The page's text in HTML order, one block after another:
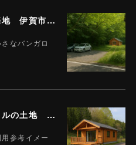
森に溶け込む小さな贅沢｜売地 伊賀市伊勢路 山林5,701平米（約1,724坪）380万円
なバンガロ
週末リトリートライフスタイルの土地 建築条件なし｜売地 名張市東田原 4489平米（約1357坪） 山林（接道平地部は雑種地） 1,350万円 T-65
参考イメー